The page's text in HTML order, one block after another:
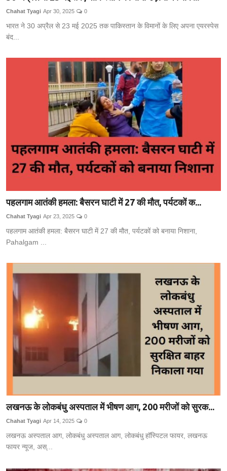
Chahat Tyagi Apr 30, 2025 0
भारत ने 30 अप्रैल से 23 मई 2025 तक पाकिस्तान के विमानों के लिए अपना एयरस्पेस
बंद...
पहलगाम आतंकी हमला: बैसरन घाटी में 27 की मौत, पर्यटकों क...
Chahat Tyagi Apr 23, 2025 0
पहलगाम आतंकी हमला: बैसरन घाटी में 27 की मौत, पर्यटकों को बनाया निशाना,
Pahalgam ...
लखनऊ के लोकबंधु अस्पताल में भीषण आग, 200 मरीजों को सुरक...
Chahat Tyagi Apr 14, 2025 0
लखनऊ अस्पताल आग, लोकबंधु अस्पताल आग, लोकबंधु हॉस्पिटल फायर, लखनऊ
फायर न्यूज, अस्...